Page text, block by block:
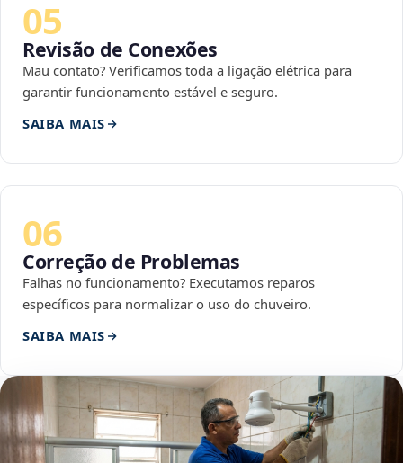
05
Revisão de Conexões
Mau contato? Verificamos toda a ligação elétrica para
garantir funcionamento estável e seguro.
SAIBA MAIS
06
Correção de Problemas
Falhas no funcionamento? Executamos reparos
específicos para normalizar o uso do chuveiro.
SAIBA MAIS